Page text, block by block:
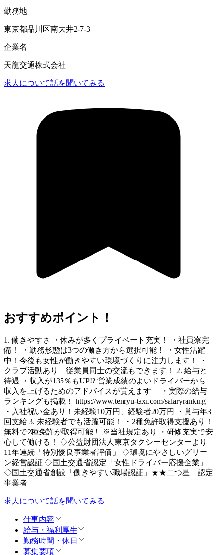
勤務地
東京都品川区南大井2-7-3
企業名
天龍交通株式会社
求人について話を聞いてみる
おすすめポイント！
1. 働きやすさ ・休みが多くプライベート充実！ ・社員寮完
備！ ・勤務形態は3つの働き方から選択可能！ ・女性活躍
中！今後も女性が働きやすい環境づくりに注力します！ ・
クラブ活動あり！従業員同士の交流もできます！ 2. 給与と
待遇 ・収入が135％もUP!? 営業成績のよいドライバーから
収入を上げるためのアドバイスが貰えます！ ・実際の給与
ランキングも掲載！ https://www.tenryu-taxi.com/salaryranking
・入社祝い金あり！未経験10万円、経験者20万円 ・賞与年3
回支給 3. 未経験者でも活躍可能！ ・2種免許取得支援あり！
無料で2種免許が取得可能！ ※当社規定あり ・研修充実で安
心して働ける！ ◇公益財団法人東京タクシーセンターより
11年連続「特別優良事業者評価」 ◇環境にやさしいグリー
ン経営認証 ◇国土交通省認定「女性ドライバー応援企業」
◇国土交通省創設「働きやすい職場認証」★★二つ星 認定
事業者
求人について話を聞いてみる
仕事内容
給与・福利厚生
勤務時間・休日
募集要項